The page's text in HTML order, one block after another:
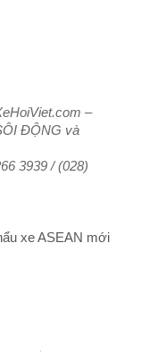
–
ĐỘNG và
3939 / (028)